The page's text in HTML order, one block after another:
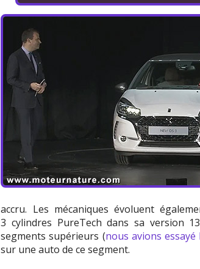
accru. Les mécaniques évoluent
3 cylindres PureTech dans sa version
segments supérieurs (nous avions
sur une auto de ce segment.